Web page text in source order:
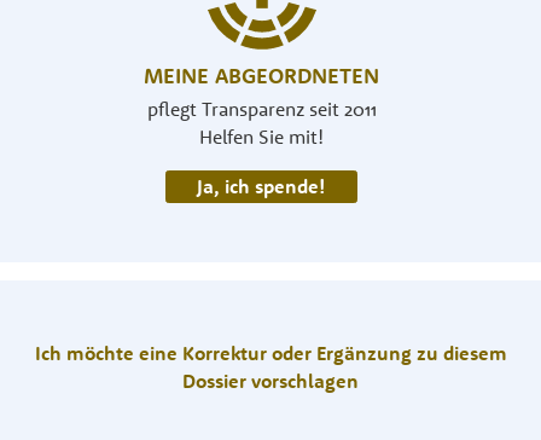
MEINE ABGEORDNETEN
pflegt Transparenz seit 2011
Helfen Sie mit!
Ja, ich spende!
Ich möchte eine Korrektur oder Ergänzung zu diesem
Dossier vorschlagen